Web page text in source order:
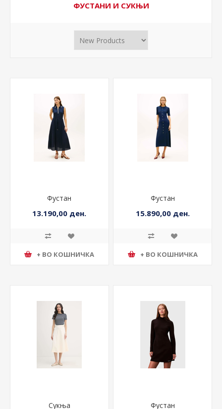
ФУСТАНИ И СУКЊИ
Фустан
13.190,00 ден.
+ ВО КОШНИЧКА
Фустан
15.890,00 ден.
+ ВО КОШНИЧКА
Сукња Фустан